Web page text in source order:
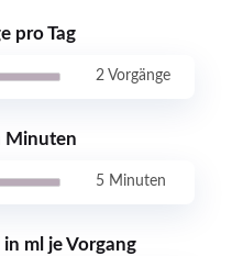
pro Tag
2 Vorgänge
Minuten
5 Minuten
ml je Vorgang